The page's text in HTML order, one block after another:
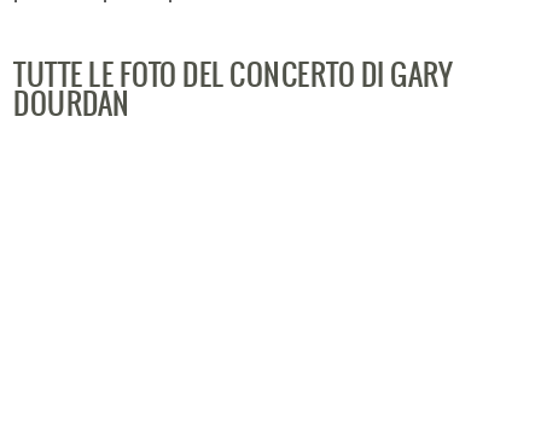
TUTTE LE FOTO DEL CONCERTO DI GARY
DOURDAN